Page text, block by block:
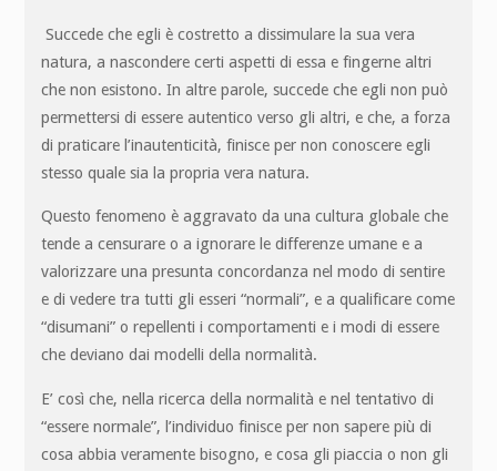
Succede che egli è costretto a dissimulare la sua vera
natura, a nascondere certi aspetti di essa e fingerne altri
che non esistono. In altre parole, succede che egli non può
permettersi di essere autentico verso gli altri, e che, a forza
di praticare l’inautenticità, finisce per non conoscere egli
stesso quale sia la propria vera natura.
Questo fenomeno è aggravato da una cultura globale che
tende a censurare o a ignorare le differenze umane e a
valorizzare una presunta concordanza nel modo di sentire
e di vedere tra tutti gli esseri “normali”, e a qualificare come
“disumani” o repellenti i comportamenti e i modi di essere
che deviano dai modelli della normalità.
E’ così che, nella ricerca della normalità e nel tentativo di
“essere normale”, l’individuo finisce per non sapere più di
cosa abbia veramente bisogno, e cosa gli piaccia o non gli